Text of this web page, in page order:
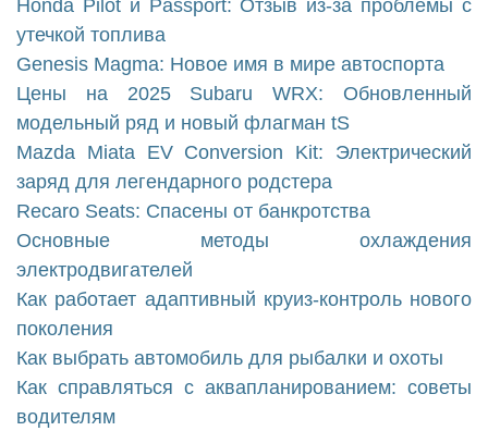
Honda Pilot и Passport: Отзыв из-за проблемы с
утечкой топлива
Genesis Magma: Новое имя в мире автоспорта
Цены на 2025 Subaru WRX: Обновленный
модельный ряд и новый флагман tS
Mazda Miata EV Conversion Kit: Электрический
заряд для легендарного родстера
Recaro Seats: Спасены от банкротства
Основные методы охлаждения
электродвигателей
Как работает адаптивный круиз-контроль нового
поколения
Как выбрать автомобиль для рыбалки и охоты
Как справляться с аквапланированием: советы
водителям